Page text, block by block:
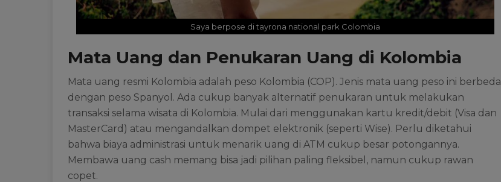
Saya berpose di tayrona national park Colombia
Mata Uang dan Penukaran Uang di Kolombia
Mata uang resmi Kolombia adalah peso Kolombia (COP). Jenis mata uang peso ini berbeda
dengan peso Spanyol. Ada cukup banyak alternatif penukaran untuk melakukan
transaksi selama wisata di Kolombia. Mulai dari menggunakan kartu kredit/debit (Visa dan
MasterCard) atau mengandalkan dompet elektronik (seperti Wise). Perlu diketahui
bahwa biaya administrasi untuk menarik uang di ATM cukup besar potongannya.
Membawa uang cash memang bisa jadi pilihan paling fleksibel, namun cukup rawan
copet.